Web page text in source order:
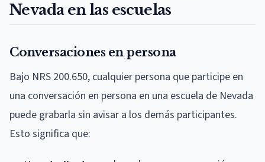
Nevada en las escuelas
Conversaciones en persona
Bajo NRS 200.650, cualquier persona que participe en
una conversación en persona en una escuela de Nevada
puede grabarla sin avisar a los demás participantes.
Esto significa que: